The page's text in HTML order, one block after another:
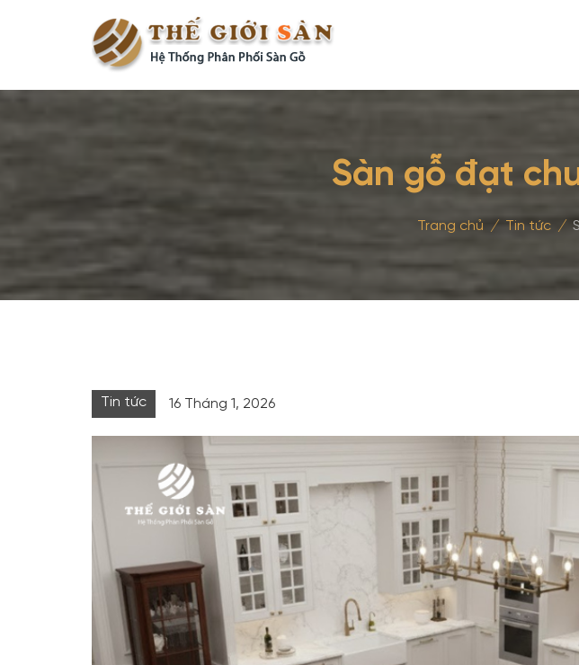
Sàn gỗ đạt
Trang chủ / Tin tức /
Tin tức 16 Tháng 1, 2026